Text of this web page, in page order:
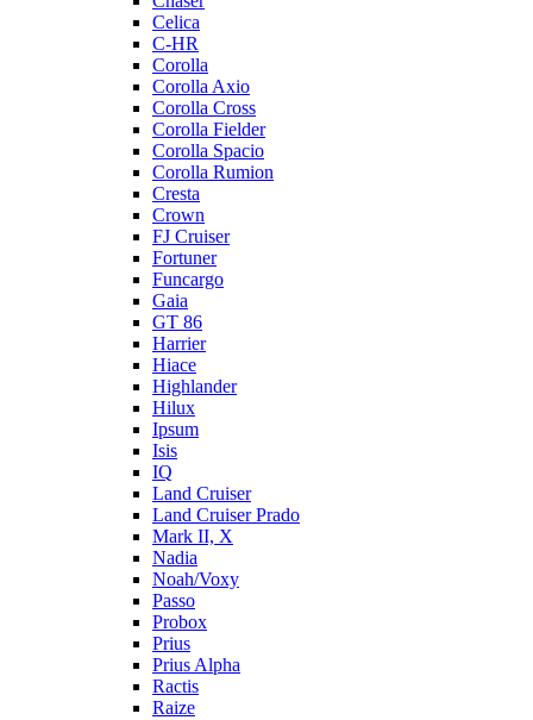
Celica
C-HR
Corolla
Corolla Axio
Corolla Cross
Corolla Fielder
Corolla Spacio
Corolla Rumion
Cresta
Crown
FJ Cruiser
Fortuner
Funcargo
Gaia
GT 86
Harrier
Hiace
Highlander
Hilux
Ipsum
Isis
IQ
Land Cruiser
Land Cruiser Prado
Mark II, X
Nadia
Noah/Voxy
Passo
Probox
Prius
Prius Alpha
Ractis
Raize